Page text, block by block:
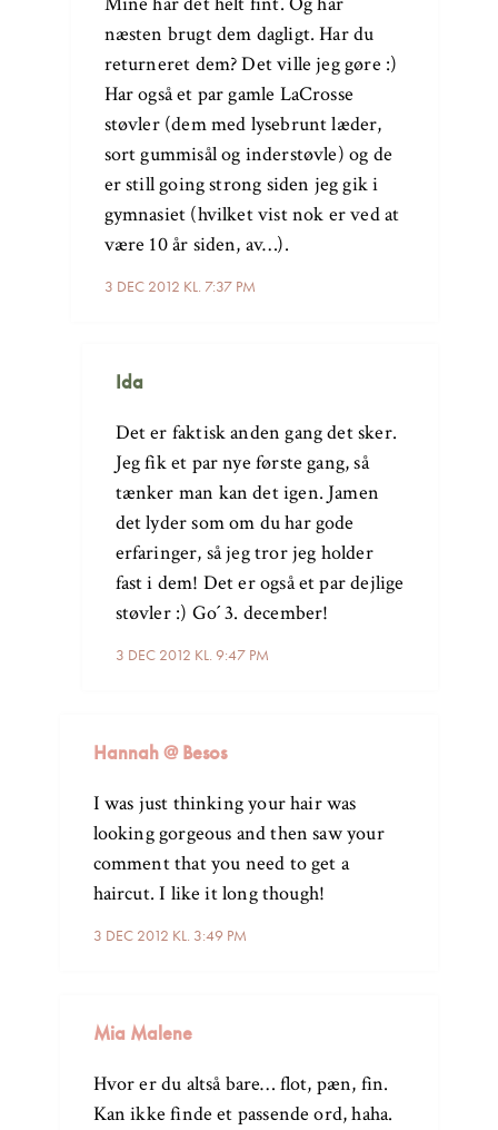
3 DEC 2012 KL. 7:37 PM
næsten brugt dem dagligt. Har du
returneret dem? Det ville jeg gøre :)
Har også et par gamle LaCrosse
støvler (dem med lysebrunt læder,
sort gummisål og inderstøvle) og de
er still going strong siden jeg gik i
gymnasiet (hvilket vist nok er ved at
være 10 år siden, av…).
Ida
3 DEC 2012 KL. 9:47 PM
Det er faktisk anden gang det sker.
Jeg fik et par nye første gang, så
tænker man kan det igen. Jamen
det lyder som om du har gode
erfaringer, så jeg tror jeg holder
fast i dem! Det er også et par dejlige
støvler :) Go´ 3. december!
Hannah @ Besos
3 DEC 2012 KL. 3:49 PM
I was just thinking your hair was
looking gorgeous and then saw your
comment that you need to get a
haircut. I like it long though!
Mia Malene
Hvor er du altså bare… flot, pæn, fin.
Kan ikke finde et passende ord, haha.